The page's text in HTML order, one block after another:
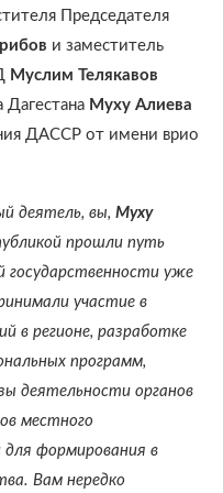
Председателя
и заместитель
Муслим Телякавов
Дагестана Муху Алиева
ДАССР от имени врио
деятель, вы, Муху
прошли путь
государственности уже
участие в
в регионе, разработке
программ,
деятельности органов
местного
для формирования в
Вам нередко